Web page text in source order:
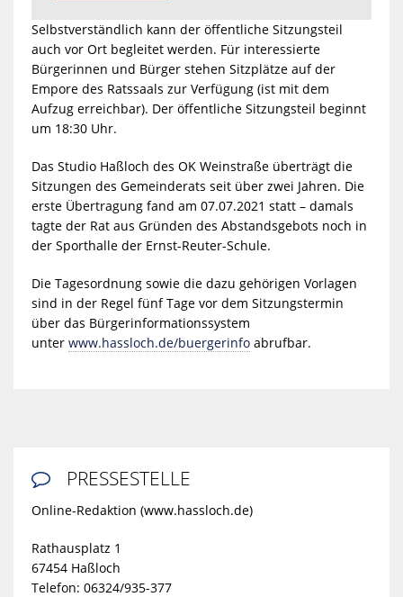
Selbstverständlich kann der öffentliche Sitzungsteil
auch vor Ort begleitet werden. Für interessierte
Bürgerinnen und Bürger stehen Sitzplätze auf der
Empore des Ratssaals zur Verfügung (ist mit dem
Aufzug erreichbar). Der öffentliche Sitzungsteil beginnt
um 18:30 Uhr.
Das Studio Haßloch des OK Weinstraße überträgt die
Sitzungen des Gemeinderats seit über zwei Jahren. Die
erste Übertragung fand am 07.07.2021 statt – damals
tagte der Rat aus Gründen des Abstandsgebots noch in
der Sporthalle der Ernst-Reuter-Schule.
Die Tagesordnung sowie die dazu gehörigen Vorlagen
sind in der Regel fünf Tage vor dem Sitzungstermin
über das Bürgerinformationssystem
unter www.hassloch.de/buergerinfoabrufbar.
 PRESSESTELLE
Online-Redaktion (www.hassloch.de)
Rathausplatz 1
67454 Haßloch
Telefon: 06324/935-377